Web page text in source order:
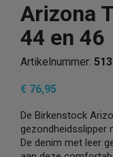
Arizona
44 en 46
Artikelnummer:
€ 76,95
De Birkenstock
gezondheidsslipper
De denim met leer